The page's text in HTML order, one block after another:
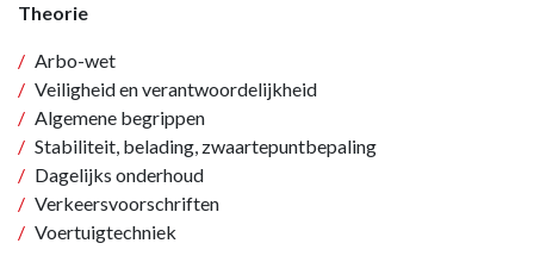
Theorie
Arbo-wet
Veiligheid en verantwoordelijkheid
Algemene begrippen
Stabiliteit, belading, zwaartepuntbepaling
Dagelijks onderhoud
Verkeersvoorschriften
Voertuigtechniek